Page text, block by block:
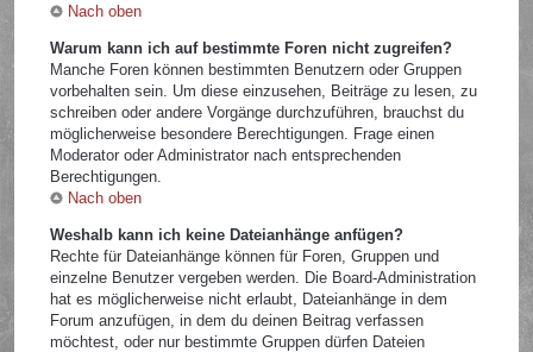
Nach oben
Warum kann ich auf bestimmte Foren nicht zugreifen?
Manche Foren können bestimmten Benutzern oder Gruppen
vorbehalten sein. Um diese einzusehen, Beiträge zu lesen, zu
schreiben oder andere Vorgänge durchzuführen, brauchst du
möglicherweise besondere Berechtigungen. Frage einen
Moderator oder Administrator nach entsprechenden
Berechtigungen.
Nach oben
Weshalb kann ich keine Dateianhänge anfügen?
Rechte für Dateianhänge können für Foren, Gruppen und
einzelne Benutzer vergeben werden. Die Board-Administration
hat es möglicherweise nicht erlaubt, Dateianhänge in dem
Forum anzufügen, in dem du deinen Beitrag verfassen
möchtest, oder nur bestimmte Gruppen dürfen Dateien